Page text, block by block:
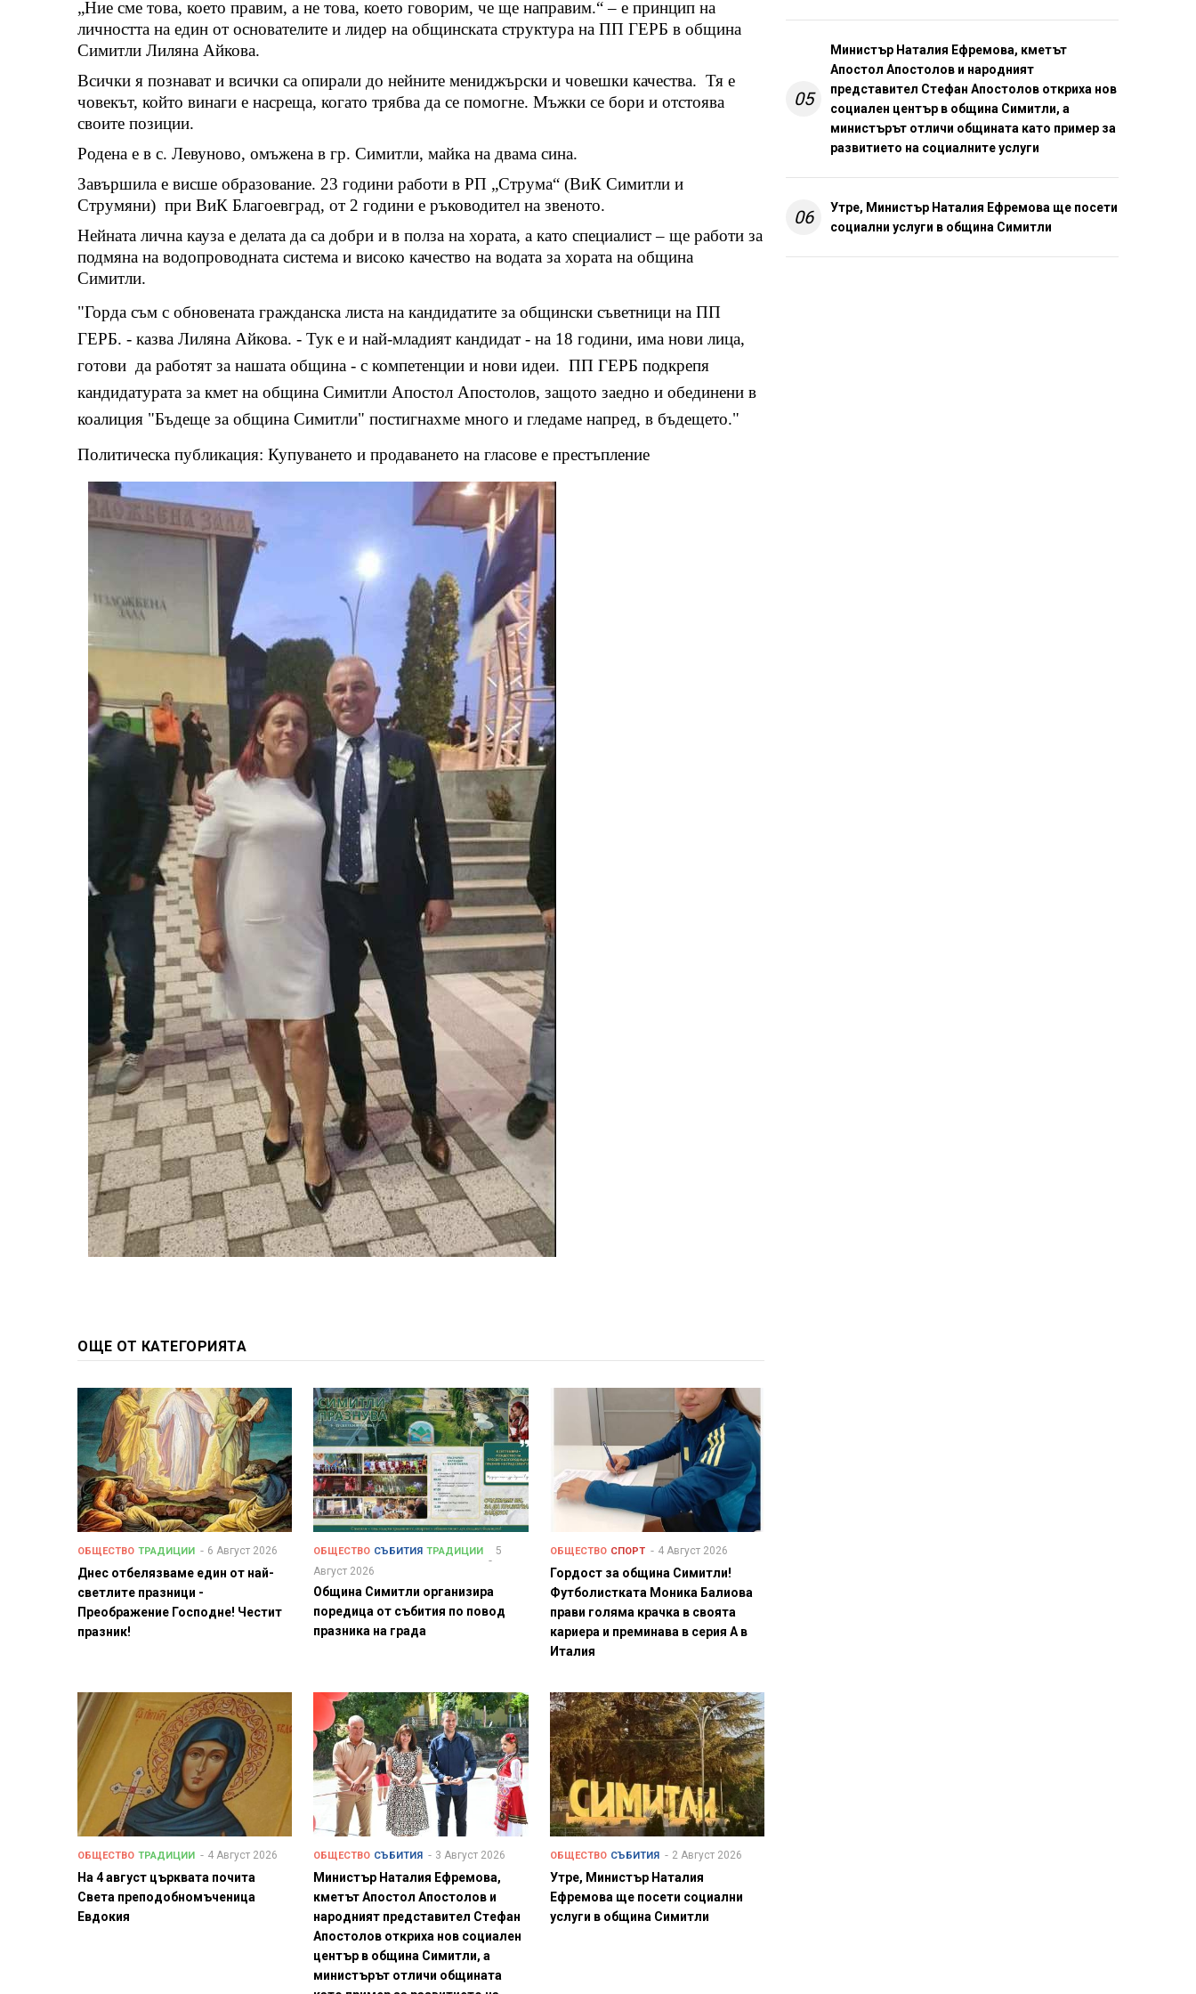
„Ние сме това, което правим, а не това, което говорим, че ще направим.“ – е принцип на
личността на един от основателите и лидер на общинската структура на ПП ГЕРБ в община
Симитли Лиляна Айкова.
Всички я познават и всички са опирали до нейните мениджърски и човешки качества. Тя е
човекът, който винаги е насреща, когато трябва да се помогне. Мъжки се бори и отстоява
своите позиции.
Родена е в с. Левуново, омъжена в гр. Симитли, майка на двама сина.
Завършила е висше образование. 23 години работи в РП „Струма“ (ВиК Симитли и
Струмяни) при ВиК Благоевград, от 2 години е ръководител на звеното.
Нейната лична кауза е делата да са добри и в полза на хората, а като специалист – ще работи за
подмяна на водопроводната система и високо качество на водата за хората на община
Симитли.
"Горда съм с обновената гражданска листа на кандидатите за общински съветници на ПП
ГЕРБ. - казва Лиляна Айкова. - Тук е и най-младият кандидат - на 18 години, има нови лица,
готови да работят за нашата община - с компетенции и нови идеи. ПП ГЕРБ подкрепя
кандидатурата за кмет на община Симитли Апостол Апостолов, защото заедно и обединени в
коалиция "Бъдеще за община Симитли" постигнахме много и гледаме напред, в бъдещето."
Политическа публикация: Купуването и продаването на гласове е престъпление
ОЩЕ ОТ КАТЕГОРИЯТА
ОБЩЕСТВО ТРАДИЦИИ 6 Август 2026
Днес отбелязваме един от най-
светлите празници -
Преображение Господне! Честит
празник!
ОБЩЕСТВО СЪБИТИЯ ТРАДИЦИИ
5
Август 2026
Община Симитли организира
поредица от събития по повод
празника на града
ОБЩЕСТВО СПОРТ 4 Август 2026
Гордост за община Симитли!
Футболистката Моника Балиова
прави голяма крачка в своята
кариера и преминава в серия А в
Италия
ОБЩЕСТВО ТРАДИЦИИ 4 Август 2026
На 4 август църквата почита
Света преподобномъченица
Евдокия
ОБЩЕСТВО СЪБИТИЯ 3 Август 2026
Министър Наталия Ефремова,
кметът Апостол Апостолов и
народният представител Стефан
Апостолов откриха нов социален
център в община Симитли, а
министърът отличи общината
ОБЩЕСТВО СЪБИТИЯ 2 Август 2026
Утре, Министър Наталия
Ефремова ще посети социални
услуги в община Симитли
05
Министър Наталия Ефремова, кметът
Апостол Апостолов и народният
представител Стефан Апостолов откриха нов
социален център в община Симитли, а
министърът отличи общината като пример за
развитието на социалните услуги
06
Утре, Министър Наталия Ефремова ще посети
социални услуги в община Симитли